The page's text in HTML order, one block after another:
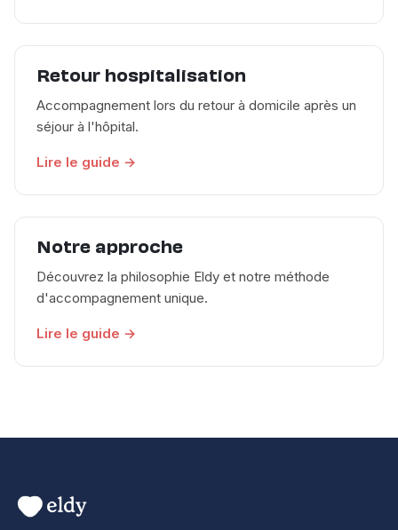
Retour hospitalisation
Accompagnement lors du retour à domicile après un
séjour à l'hôpital.
Lire le guide →
Notre approche
Découvrez la philosophie Eldy et notre méthode
d'accompagnement unique.
Lire le guide →